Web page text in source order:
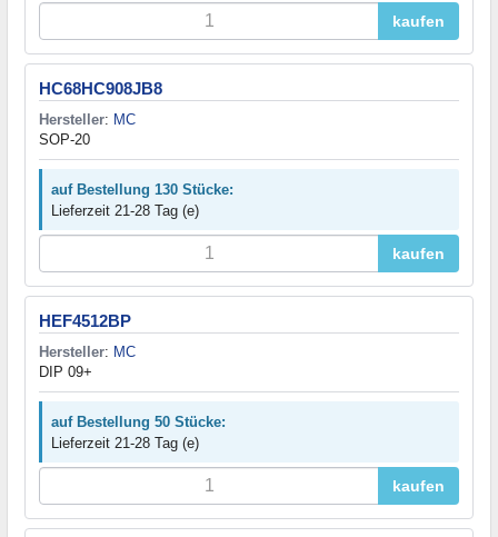
kaufen
HC68HC908JB8
Hersteller: MC
SOP-20
auf Bestellung 130 Stücke:
Lieferzeit 21-28 Tag (e)
kaufen
HEF4512BP
Hersteller: MC
DIP 09+
auf Bestellung 50 Stücke:
Lieferzeit 21-28 Tag (e)
kaufen